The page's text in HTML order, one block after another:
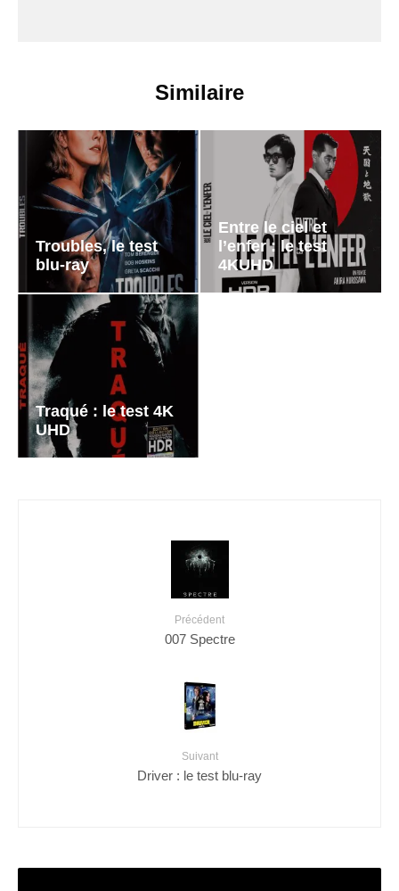
Similaire
Troubles, le test
blu-ray
Entre le ciel et
l’enfer : le test
4KUHD
Traqué : le test 4K
UHD
Précédent
007 Spectre
Suivant
Driver : le test blu-ray